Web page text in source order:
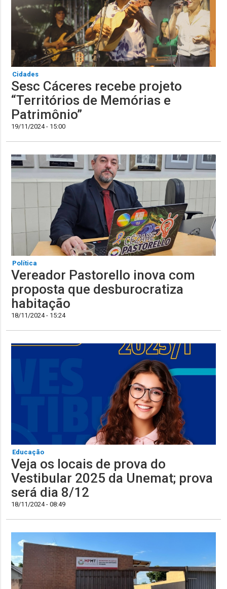
Cidades
Sesc Cáceres recebe projeto
“Territórios de Memórias e
Patrimônio”
19/11/2024 - 15:00
Política
Vereador Pastorello inova com
proposta que desburocratiza
habitação
18/11/2024 - 15:24
Educação
Veja os locais de prova do
Vestibular 2025 da Unemat; prova
será dia 8/12
18/11/2024 - 08:49